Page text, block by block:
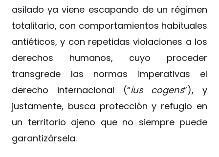
asilado ya viene escapando de un régimen
totalitario, con comportamientos habituales
antiéticos, y con repetidas violaciones a los
derechos humanos, cuyo proceder
transgrede las normas imperativas el
derecho internacional (“ius cogens”), y
justamente, busca protección y refugio en
un territorio ajeno que no siempre puede
garantizársela.